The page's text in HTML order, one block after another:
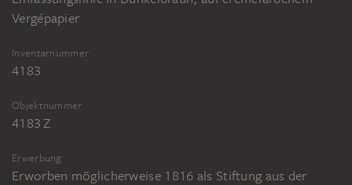
Vergépapier
Inventarnummer
4183
Objektnummer
4183 Z
Erwerbung
Erworben möglicherweise 1816 als Stiftung aus der